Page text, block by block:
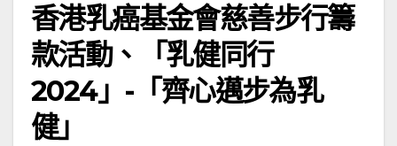
香港乳癌基金會慈善步行籌
款活動、「乳健同行
2024」-「齊心邁步為乳
健」